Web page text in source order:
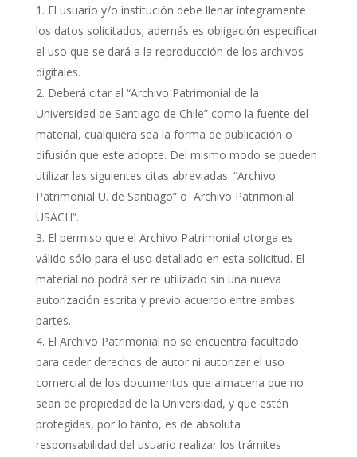
El usuario y/o institución debe llenar íntegramente
los datos solicitados; además es obligación especificar
el uso que se dará a la reproducción de los archivos
digitales.
Deberá citar al “Archivo Patrimonial de la
Universidad de Santiago de Chile” como la fuente del
material, cualquiera sea la forma de publicación o
difusión que este adopte. Del mismo modo se pueden
utilizar las siguientes citas abreviadas: “Archivo
Patrimonial U. de Santiago” o Archivo Patrimonial
USACH”.
El permiso que el Archivo Patrimonial otorga es
válido sólo para el uso detallado en esta solicitud. El
material no podrá ser re utilizado sin una nueva
autorización escrita y previo acuerdo entre ambas
partes.
El Archivo Patrimonial no se encuentra facultado
para ceder derechos de autor ni autorizar el uso
comercial de los documentos que almacena que no
sean de propiedad de la Universidad, y que estén
protegidas, por lo tanto, es de absoluta
responsabilidad del usuario realizar los trámites